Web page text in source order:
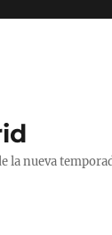
la nueva